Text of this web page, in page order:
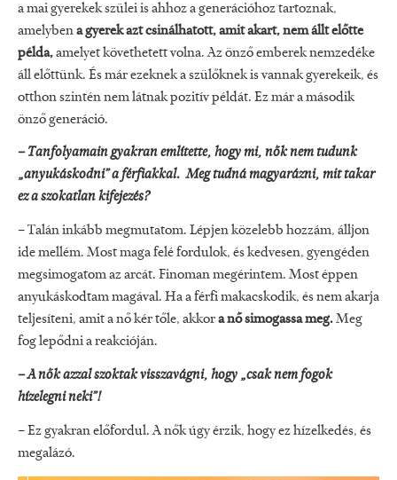
a mai gyerekek szülei is ahhoz a generációhoz tartoznak,
amelybena gyerek azt csinálhatott, amit akart, nem állt előtte
példa,amelyet követhetett volna. Az önző emberek nemzedéke
áll előttünk. És már ezeknek a szülőknek is vannak gyerekeik, és
otthon szintén nem látnak pozitív példát. Ez már a második
önző generáció.
– Tanfolyamain gyakran említette, hogy mi, nők nem tudunk
„anyukáskodni” a férfiakkal. Meg tudná magyarázni, mit takar
ez a szokatlan kifejezés?
– Talán inkább megmutatom. Lépjen közelebb hozzám, álljon
ide mellém. Most maga felé fordulok, és kedvesen, gyengéden
megsimogatom az arcát. Finoman megérintem. Most éppen
anyukáskodtam magával. Ha a férfi makacskodik, és nem akarja
teljesíteni, amit a nő kér tőle, akkora nő simogassa meg.Meg
fog lepődni a reakcióján.
– A nők azzal szoktak visszavágni, hogy „csak nem fogok
hízelegni neki”!
– Ez gyakran előfordul. A nők úgy érzik, hogy ez hízelkedés, és
megalázó.